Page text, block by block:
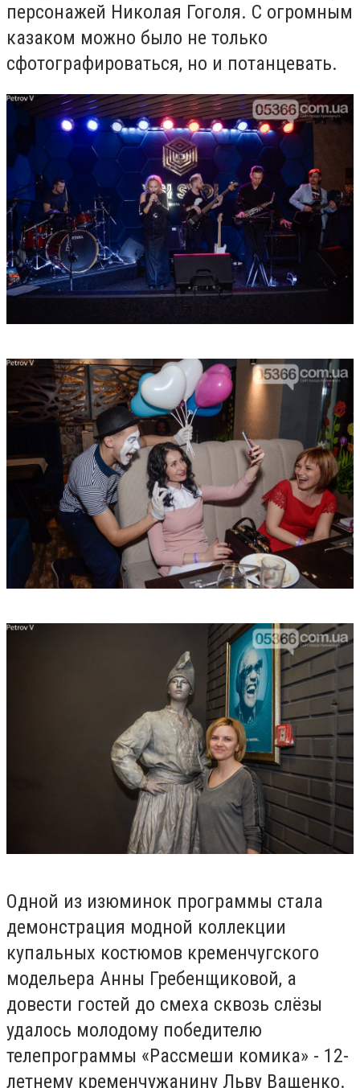
персонажей Николая Гоголя. С огромным
казаком можно было не только
сфотографироваться, но и потанцевать.
Одной из изюминок программы стала
демонстрация модной коллекции
купальных костюмов кременчугского
модельера Анны Гребенщиковой, а
довести гостей до смеха сквозь слёзы
удалось молодому победителю
телепрограммы «Рассмеши комика» - 12-
летнему кременчужанину Льву Ващенко.